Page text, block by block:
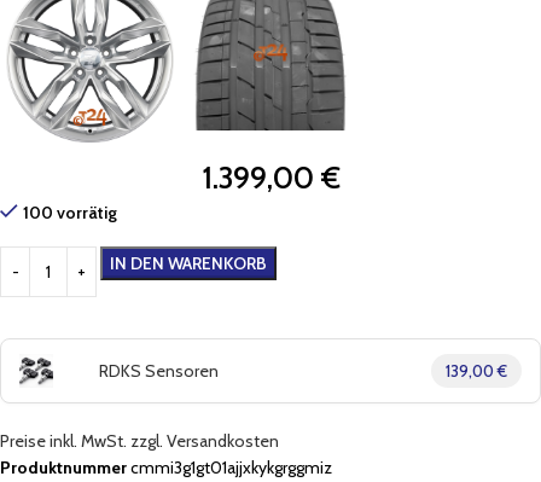
1.399,00 €
100 vorrätig
IN DEN WARENKORB
RDKS Sensoren 139,00 €
Preise inkl. MwSt. zzgl. Versandkosten
Produktnummercmmi3g1gt01ajjxkykgrggmiz